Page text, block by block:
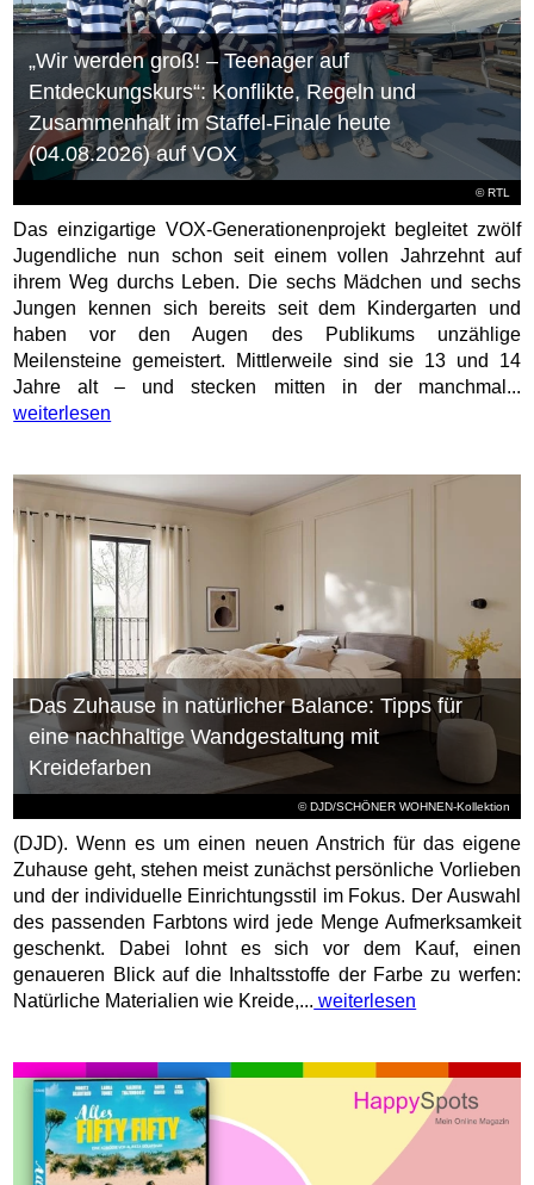
©RTL
„Wir werden groß! – Teenager auf
Entdeckungskurs“: Konflikte, Regeln und
Zusammenhalt im Staffel-Finale heute
(04.08.2026) auf VOX
Das einzigartige VOX-Generationenprojekt begleitet zwölf
Jugendliche nun schon seit einem vollen Jahrzehnt auf
ihrem Weg durchs Leben. Die sechs Mädchen und sechs
Jungen kennen sich bereits seit dem Kindergarten und
haben vor den Augen des Publikums unzählige
Meilensteine gemeistert. Mittlerweile sind sie 13 und 14
Jahre alt – und stecken mitten in der manchmal...
weiterlesen
© DJD/SCHÖNER WOHNEN-Kollektion
Das Zuhause in natürlicher Balance: Tipps für
eine nachhaltige Wandgestaltung mit
Kreidefarben
(DJD). Wenn es um einen neuen Anstrich für das eigene
Zuhause geht, stehen meist zunächst persönliche Vorlieben
und der individuelle Einrichtungsstil im Fokus. Der Auswahl
des passenden Farbtons wird jede Menge Aufmerksamkeit
geschenkt. Dabei lohnt es sich vor dem Kauf, einen
genaueren Blick auf die Inhaltsstoffe der Farbe zu werfen:
Natürliche Materialien wie Kreide,... weiterlesen